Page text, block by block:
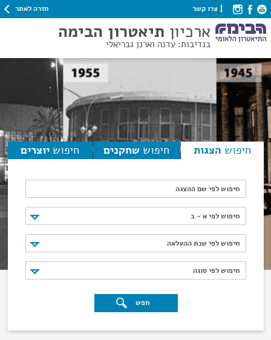
צרו קשר חזרה לאתר
ארכיון תיאטרון הבימה
בנדיבות: עדנה וארנן גבריאלי
חיפוש הצגות חיפוש שחקנים חיפוש יוצרים
חיפוש לפי שם ההצגה
חיפוש לפי א - ב
חיפוש לפי א - ב
חיפוש לפי שנת ההעלאה
חיפוש לפי שנת ההעלאה
חיפוש לפי סוגה
חיפוש לפי סוגה
חפש